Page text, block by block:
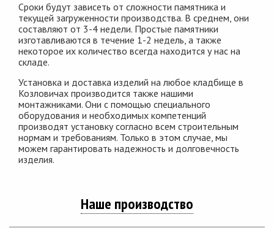
Сроки будут зависеть от сложности памятника и
текущей загруженности производства. В среднем, они
составляют от 3-4 недели. Простые памятники
изготавливаются в течение 1-2 недель, а также
некоторое их количество всегда находится у нас на
складе.
Установка и доставка изделий на любое кладбище в
Козловичах производится также нашими
монтажниками. Они с помощью специального
оборудования и необходимых компетенций
производят установку согласно всем строительным
нормам и требованиям. Только в этом случае, мы
можем гарантировать надежность и долговечность
изделия.
Наше производство